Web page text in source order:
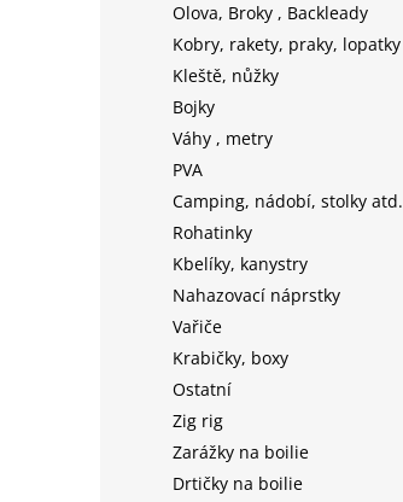
Olova, Broky , Backleady
Kobry, rakety, praky, lopatky
Kleště, nůžky
Bojky
Váhy , metry
PVA
Camping, nádobí, stolky atd.
Rohatinky
Kbelíky, kanystry
Nahazovací náprstky
Vařiče
Krabičky, boxy
Ostatní
Zig rig
Zarážky na boilie
Drtičky na boilie